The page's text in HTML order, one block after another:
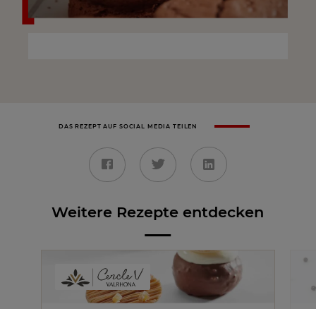
DAS REZEPT AUF SOCIAL MEDIA TEILEN
Weitere Rezepte entdecken